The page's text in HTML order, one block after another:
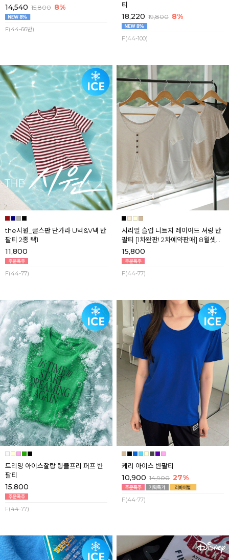
14,540 15,800 8%
F(44-66반)
티
18,220 19,800 8%
F(44-100)
the시원_쿨스판 단가라 U넥&V넥 반
팔티 2종 택1
11,800
F(44-77)
시리얼 슬럽 니트지 레이어드 셔링 반
팔티 [1차완판! 2차예약판매] 8월셋째
주 순차배송
15,800
F(44-77)
드리밍 아이스찰랑 링클프리 퍼프 반
팔티
15,800
F(44-77)
케리 아이스 반팔티
10,900 14,900 27%
F(44-77)